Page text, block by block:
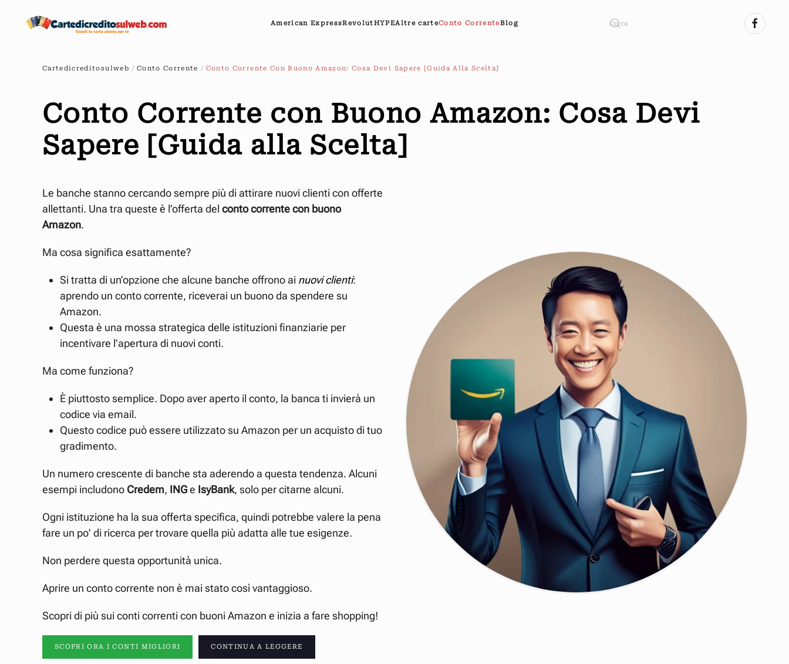
Passa
American ExpressRevolutHYPEAltre carteConto CorrenteBlog
Cartedicreditosulweb Conto Corrente Conto Corrente Con Buono Amazon: Cosa Devi Sapere [Guida Alla Scelta]
Conto Corrente con Buono Amazon: Cosa Devi
Sapere [Guida alla Scelta]
Le banche stanno cercando sempre più di attirare nuovi clienti con offerte
allettanti. Una tra queste è l’offerta del conto corrente con buono
Amazon.
Ma cosa significa esattamente?
Si tratta di un’opzione che alcune banche offrono ai nuovi clienti:
aprendo un conto corrente, riceverai un buono da spendere su
Amazon.
Questa è una mossa strategica delle istituzioni finanziarie per
incentivare l’apertura di nuovi conti.
Ma come funziona?
È piuttosto semplice. Dopo aver aperto il conto, la banca ti invierà un
codice via email.
Questo codice può essere utilizzato su Amazon per un acquisto di tuo
gradimento.
Un numero crescente di banche sta aderendo a questa tendenza. Alcuni
esempi includono Credem, INGe IsyBank, solo per citarne alcuni.
Ogni istituzione ha la sua offerta specifica, quindi potrebbe valere la pena
fare un po’ di ricerca per trovare quella più adatta alle tue esigenze.
Non perdere questa opportunità unica.
Aprire un conto corrente non è mai stato così vantaggioso.
Scopri di più sui conti correnti con buoni Amazon e inizia a fare shopping!
SCOPRI ORA I CONTI MIGLIORI CONTINUA A LEGGERE